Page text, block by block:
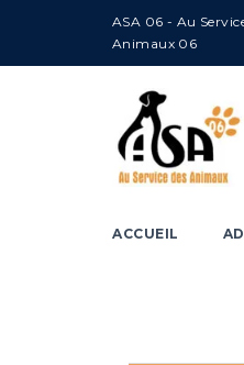
ASA 06 - Au
Animaux 06
ACCUEIL
Home